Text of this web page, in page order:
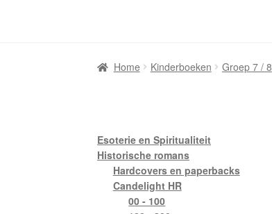
Home Kinderboeken Groep 7 / 8
Esoterie en Spiritualiteit
Historische romans
Hardcovers en paperbacks
Candelight HR
00 - 100